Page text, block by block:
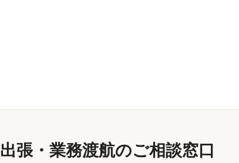
出張・業務渡航のご相談窓口